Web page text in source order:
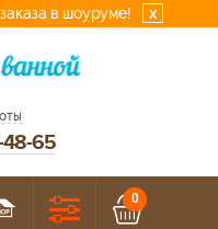
в шоуруме! x
48-65
0